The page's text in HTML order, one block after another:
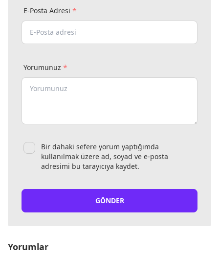
E-Posta Adresi *
Yorumunuz *
Bir dahaki sefere yorum yaptığımda
kullanılmak üzere ad, soyad ve e-posta
adresimi bu tarayıcıya kaydet.
GÖNDER
Yorumlar